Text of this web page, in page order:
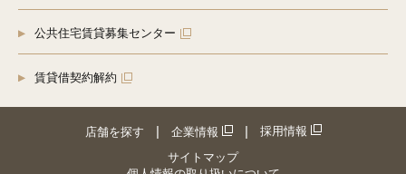
公共住宅賃貸募集センター
賃貸借契約解約
店舗を探す 企業情報
採用情報
サイトマップ